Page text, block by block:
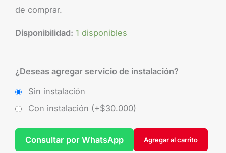
de comprar.
Disponibilidad: 1 disponibles
¿Deseas agregar servicio de instalación?
Sin instalación
Con instalación (+$30.000)
Agregar al carrito
Consultar por WhatsApp